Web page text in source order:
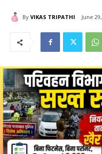
By VIKAS TRIPATHI June